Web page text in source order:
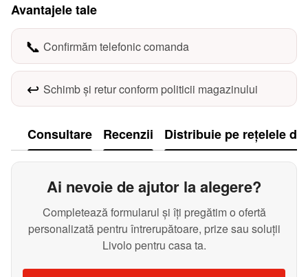
Avantajele tale
📞 Confirmăm telefonic comanda
↩️ Schimb și retur conform politicii magazinului
Consultare Recenzii Distribuie pe rețelele
Ai nevoie de ajutor la alegere?
Completează formularul și îți pregătim o ofertă
personalizată pentru întrerupătoare, prize sau soluții
Livolo pentru casa ta.